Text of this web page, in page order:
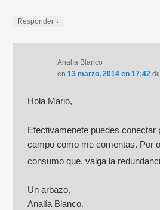
Responder ↓
Analía Blanco
en13 marzo, 2014 en 17:42
Hola Mario,
Efectivamenete puedes
campo como me comentas. Por
consumo que, valga la
Un arbazo,
Analía Blanco.